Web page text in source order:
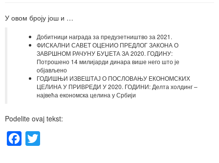
У овом броју још и …
Добитници награда за предузетништво за 2021.
ФИСКАЛНИ САВЕТ ОЦЕНИО ПРЕДЛОГ ЗАКОНА О
ЗАВРШНОМ РАЧУНУ БУЏЕТА ЗА 2020. ГОДИНУ:
Потрошено 14 милијарди динара више него што је
објављено
ГОДИШЊИ ИЗВЕШТАЈ О ПОСЛОВАЊУ ЕКОНОМСКИХ
ЦЕЛИНА У ПРИВРЕДИ У 2020. ГОДИНИ: Делта холдинг –
највећа економска целина у Србији
Podelite ovaj tekst:
Facebook